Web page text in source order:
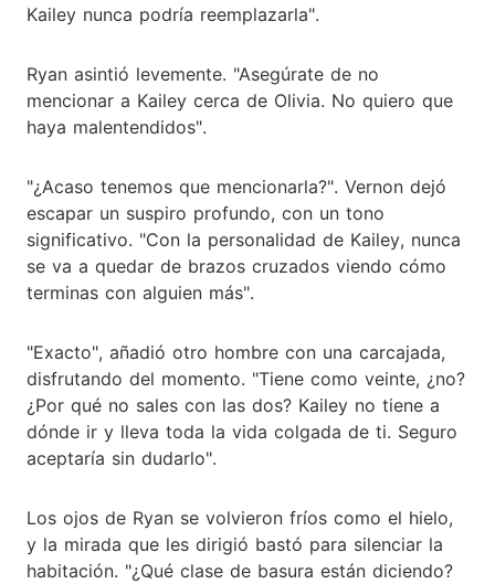
Kailey nunca podría reemplazarla".
Ryan asintió levemente. "Asegúrate de no
mencionar a Kailey cerca de Olivia. No quiero que
haya malentendidos".
"¿Acaso tenemos que mencionarla?". Vernon dejó
escapar un suspiro profundo, con un tono
significativo. "Con la personalidad de Kailey, nunca
se va a quedar de brazos cruzados viendo cómo
terminas con alguien más".
"Exacto", añadió otro hombre con una carcajada,
disfrutando del momento. "Tiene como veinte, ¿no?
¿Por qué no sales con las dos? Kailey no tiene a
dónde ir y lleva toda la vida colgada de ti. Seguro
aceptaría sin dudarlo".
Los ojos de Ryan se volvieron fríos como el hielo,
y la mirada que les dirigió bastó para silenciar la
habitación. "¿Qué clase de basura están diciendo?